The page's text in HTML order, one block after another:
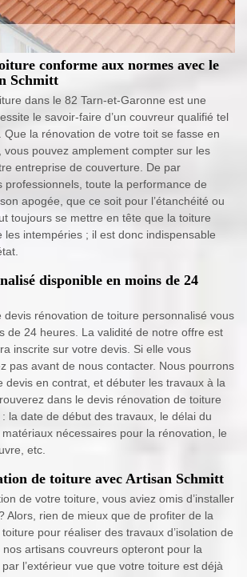
conforme aux normes avec le
Schmitt
dans le 82 Tarn-et-Garonne est une
le savoir-faire d’un couvreur qualifié tel
Que la rénovation de votre toit se fasse en
vous pouvez amplement compter sur les
entreprise de couverture. De par
professionnels, toute la performance de
apogée, que ce soit pour l’étanchéité ou
toujours se mettre en tête que la toiture
les intempéries ; il est donc indispensable
disponible en moins de 24
devis rénovation de toiture personnalisé vous
de 24 heures. La validité de notre offre est
inscrite sur votre devis. Si elle vous
pas avant de nous contacter. Nous pourrons
devis en contrat, et débuter les travaux à la
dans le devis rénovation de toiture
la date de début des travaux, le délai du
nécessaires pour la rénovation, le
etc.
de toiture avec Artisan Schmitt
de votre toiture, vous aviez omis d’installer
Alors, rien de mieux que de profiter de la
pour réaliser des travaux d’isolation de
artisans couvreurs opteront pour la
par l’extérieur vue que votre toiture est déjà